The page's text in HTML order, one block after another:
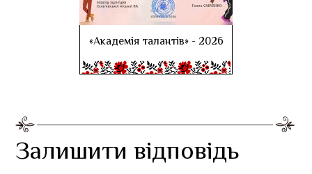
«Академія талантів» - 2026
Залишити відповідь